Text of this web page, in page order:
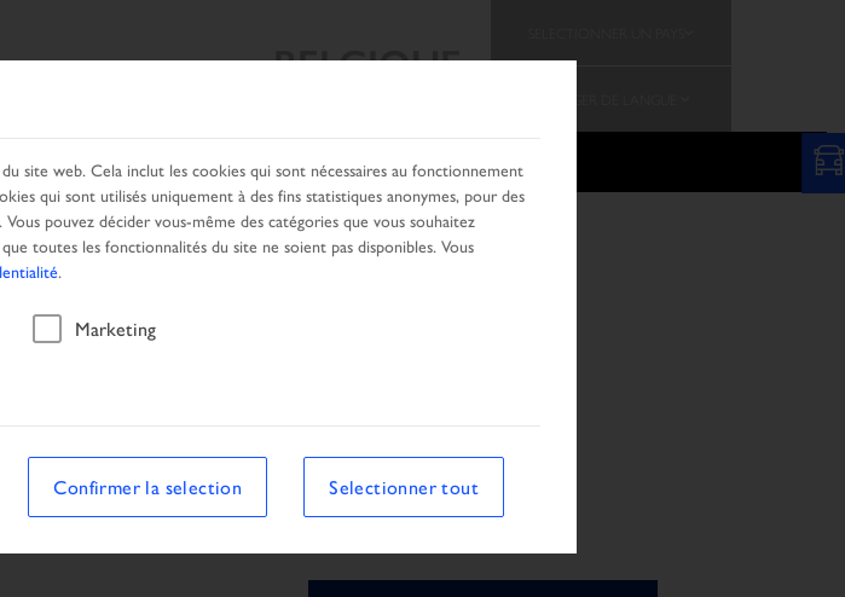
BELGIQUE
SERVICES PARTENAIRE LOCAL OFFRES ÉQUIPE
site web. Cela inclut les cookies qui sont nécessaires au fonctionnement
qui sont utilisés uniquement à des fins statistiques anonymes, pour des
pouvez décider vous-même des catégories que vous souhaitez
toutes les fonctionnalités du site ne soient pas disponibles. Vous
.
Marketing
Confirmer la selection Selectionner tout